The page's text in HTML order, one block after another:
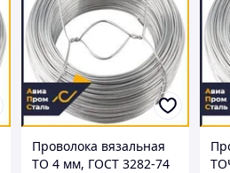
Проволока вязальная
ТО 4 мм, ГОСТ 3282-74